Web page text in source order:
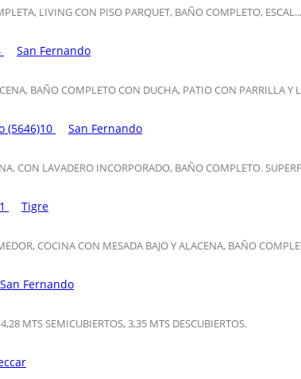
LIVING CON PISO PARQUET, BAÑO COMPLETO, ESCAL...
San Fernando
BAÑO COMPLETO CON DUCHA, PATIO CON PARRILLA Y
10
San Fernando
CON LAVADERO INCORPORADO, BAÑO COMPLETO.
Tigre
COCINA CON MESADA BAJO Y ALACENA, BAÑO
San Fernando
MTS SEMICUBIERTOS, 3,35 MTS DESCUBIERTOS.